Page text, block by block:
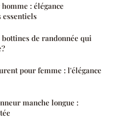
: élégance
essentiels
de randonnée qui
pour femme : l'élégance
manche longue :